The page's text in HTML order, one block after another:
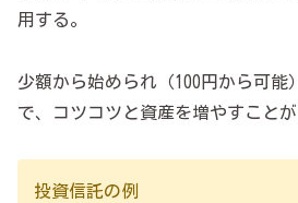
用する。
少額から始められ（100円から可能
で、コツコツと資産を増やすことが
投資信託の例